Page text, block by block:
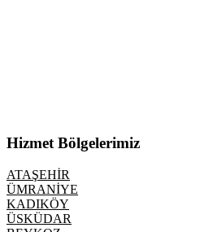
Hizmet Bölgelerimiz
ATAŞEHİR
ÜMRANİYE
KADIKÖY
ÜSKÜDAR